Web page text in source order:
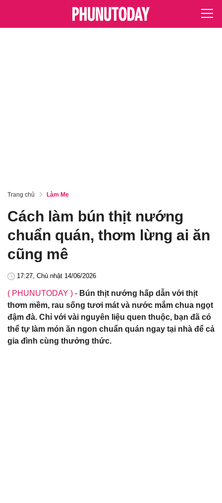
Trang chủ Làm Mẹ
Cách làm bún thịt nướng
chuẩn quán, thơm lừng ai ăn
cũng mê
17:27, Chủ nhật 14/06/2026
( PHUNUTODAY ) - Bún thịt nướng hấp dẫn với thịt
thơm mềm, rau sống tươi mát và nước mắm chua ngọt
đậm đà. Chỉ với vài nguyên liệu quen thuộc, bạn đã có
thể tự làm món ăn ngon chuẩn quán ngay tại nhà để cả
gia đình cùng thưởng thức.